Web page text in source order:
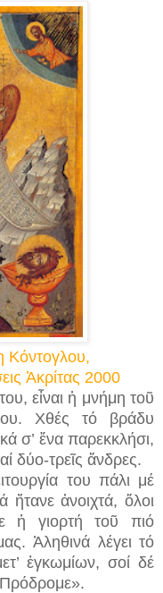
Κόντογλου,
Ἀκρίτας 2000
εἶναι ἡ μνήμη τοῦ
Χθές τό βράδυ
σ’ ἕνα παρεκκλήσι,
δύο-τρεῖς ἄνδρες.
του πάλι μέ
ἤτανε ἀνοιχτά, ὅλοι
ἡ γιορτή τοῦ πιό
Ἀληθινά λέγει τό
ἐγκωμίων, σοί δέ
Πρόδρομε».